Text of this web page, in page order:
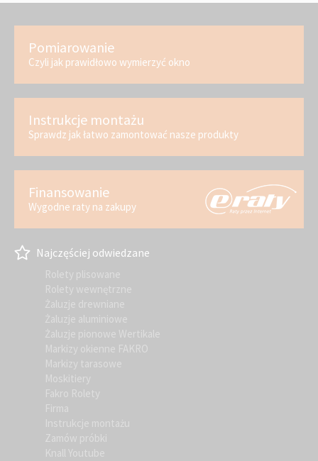
Pomiarowanie
Czyli jak prawidłowo wymierzyć okno
Instrukcje montażu
Sprawdz jak łatwo zamontować nasze produkty
Finansowanie
Wygodne raty na zakupy
Najczęściej odwiedzane
Rolety plisowane
Rolety wewnętrzne
Żaluzje drewniane
Żaluzje aluminiowe
Żaluzje pionowe Wertikale
Markizy okienne FAKRO
Markizy tarasowe
Moskitiery
Fakro Rolety
Firma
Instrukcje montażu
Zamów próbki
Knall Youtube